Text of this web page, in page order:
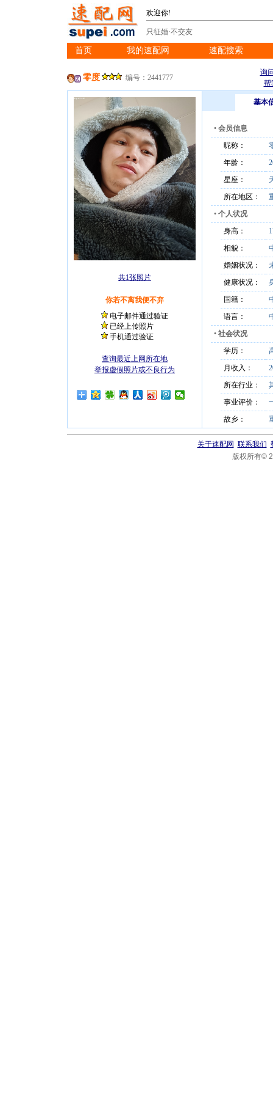
欢迎你!
只征婚·不交友
首页 我的速配网 速配搜索
零度 编号：2441777
询
帮
共1张照片
你若不离我便不弃
电子邮件通过验证
已经上传照片
手机通过验证
查询最近上网所在地
举报虚假照片或不良行为
基本
• 会员信息
昵称：
年龄：
星座：
所在地区：
• 个人状况
身高：
相貌：
婚姻状况：
健康状况：
国籍：
语言：
• 社会状况
学历：
月收入：
所在行业：
事业评价：
故乡：
关于速配网 联系我们
版权所有©